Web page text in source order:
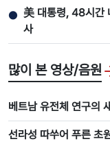
● 美 대통령, 48시간
사
많이 본 영상/음원
베트남 유전체 연구의
선라성 따쑤어 푸른 초